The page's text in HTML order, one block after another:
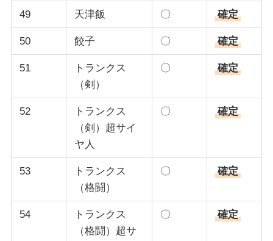
49 天津飯 〇 確定
50 餃子 〇 確定
51
トランクス
（剣）
〇 確定
52
トランクス
（剣）超サイ
ヤ人
〇 確定
53
トランクス
（格闘）
〇 確定
54
トランクス
（格闘）超サ
〇 確定